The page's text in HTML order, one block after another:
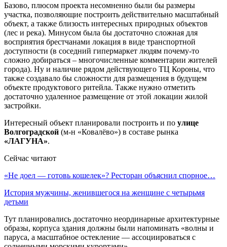
Базово, плюсом проекта несомненно были бы размеры
участка, позволяющие построить действительно масштабный
объект, а также близость интересных природных объектов
(лес и река). Минусом была бы достаточно сложная для
восприятия брестчанами локация в виде транспортной
доступности (в соседний гипермаркет людям почему-то
сложно добираться – многочисленные комментарии жителей
города). Ну и наличие рядом действующего ТЦ Короны, что
также создавало бы сложности для размещения в будущем
объекте продуктового ритейла. Также нужно отметить
достаточно удаленное размещение от этой локации жилой
застройки.
Интересный объект планировали построить и по улице
Волгоградской (м-н «Ковалёво») в составе рынка
«ЛАГУНА».
Сейчас читают
«Не доел — готовь кошелек»? Ресторан объяснил спорное…
История мужчины, женившегося на женщине с четырьмя
детьми
Тут планировались достаточно неординарные архитектурные
образы, корпуса здания должны были напоминать «волны и
паруса, а масштабное остекление — ассоциироваться с